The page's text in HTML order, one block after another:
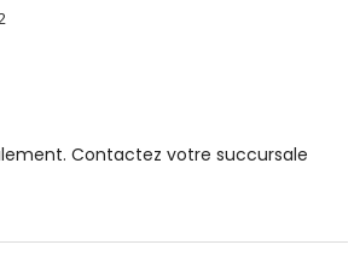
Contactez votre succursale